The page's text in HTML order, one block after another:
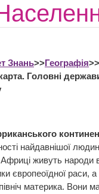
Знань>>Географія>>
Головні
найдавнішої
живуть народи
європеоїдної раси, а
материка. Вони